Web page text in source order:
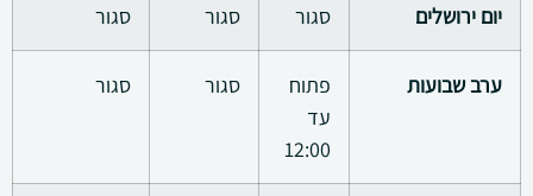
יום ירושלים סגור סגור סגור
ערב שבועות
פתוח
עד
12:00
סגור סגור